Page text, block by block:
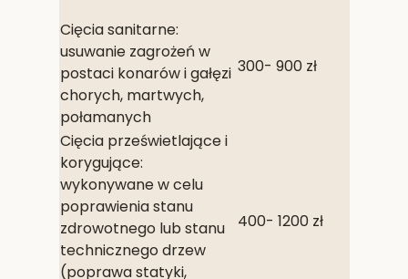
Cięcia sanitarne:
usuwanie zagrożeń w
postaci konarów i gałęzi
chorych, martwych,
połamanych
300- 900 zł
Cięcia prześwietlające i
korygujące:
wykonywane w celu
poprawienia stanu
zdrowotnego lub stanu
technicznego drzew
(poprawa statyki,
400- 1200 zł